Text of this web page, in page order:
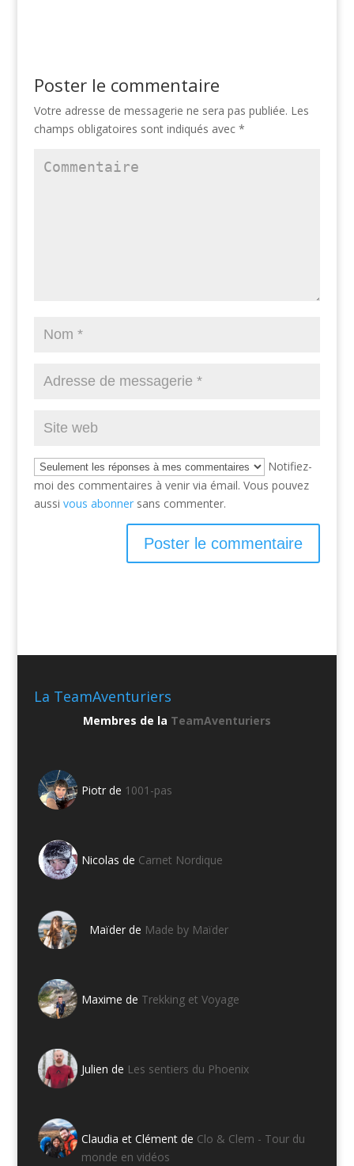
Poster le commentaire
Votre adresse de messagerie ne sera pas publiée. Les
champs obligatoires sont indiqués avec *
Notifiez-
moi des commentaires à venir via émail. Vous pouvez
aussi vous abonnersans commenter.
La TeamAventuriers
Membres de la TeamAventuriers
Piotr de 1001-pas
Nicolas de Carnet Nordique
Maïder de Made by Maïder
Maxime de Trekking et Voyage
Julien de Les sentiers du Phoenix
Claudia et Clément de Clo & Clem - Tour du
monde en vidéos